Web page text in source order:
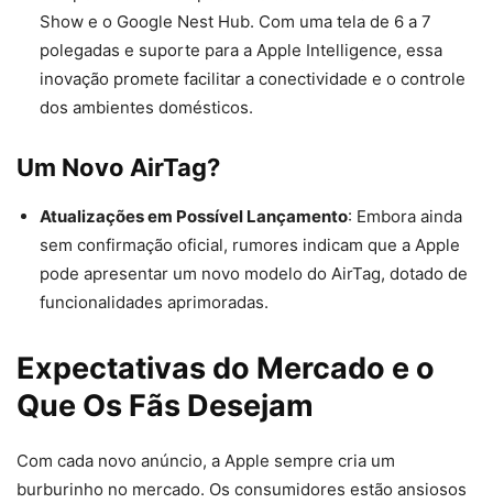
Show e o Google Nest Hub. Com uma tela de 6 a 7
polegadas e suporte para a Apple Intelligence, essa
inovação promete facilitar a conectividade e o controle
dos ambientes domésticos.
Um Novo AirTag?
Atualizações em Possível Lançamento: Embora ainda
sem confirmação oficial, rumores indicam que a Apple
pode apresentar um novo modelo do AirTag, dotado de
funcionalidades aprimoradas.
Expectativas do Mercado e o
Que Os Fãs Desejam
Com cada novo anúncio, a Apple sempre cria um
burburinho no mercado. Os consumidores estão ansiosos